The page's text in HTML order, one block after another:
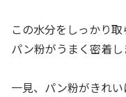
この水分をしっかり取
パン粉がうまく密着し
一見、パン粉がきれ